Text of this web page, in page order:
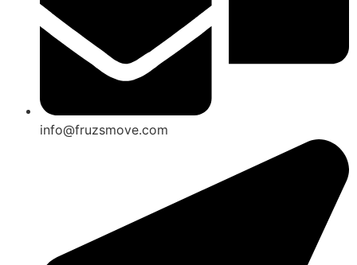
info@fruzsmove.com